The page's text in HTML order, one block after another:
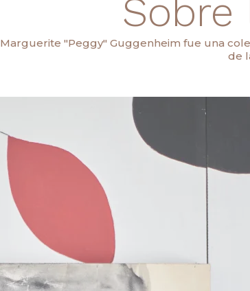
Sobre
Marguerite "Peggy" Guggenheim fue una
de